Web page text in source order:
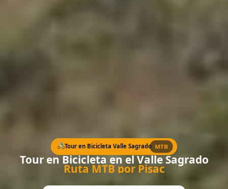
Tour en Bicicleta Valle Sagrado MTB
Tour en Bicicleta en el Valle Sagrado
Ruta MTB por Pisac